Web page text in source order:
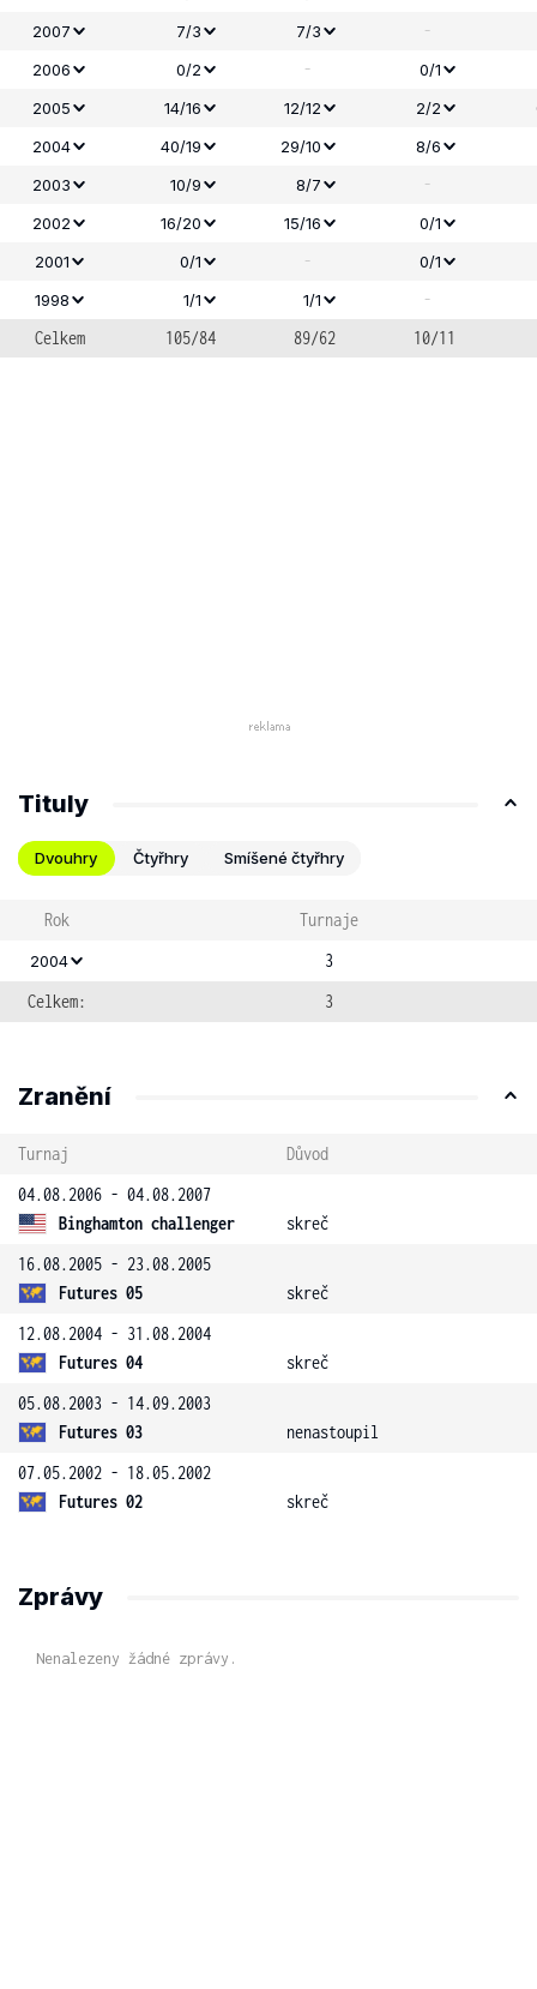
2007 7/3 7/3 -
2006 0/2 -
0/1
2005
14/16 12/12 2/2
2004
40/19 29/10 8/6
2003
10/9 8/7 -
2002
16/20 15/16
0/1
2001
0/1 -
0/1
1998
1/1 1/1
-
Celkem
105/84 89/62 10/11
Tituly
Dvouhry Čtyřhry Smíšené čtyřhry
Rok Turnaje
2004
3
Celkem:
3
Zranění
Turnaj
Důvod
04.08.2006 - 04.08.2007
Binghamton challenger
skreč
16.08.2005 - 23.08.2005
Futures 05
skreč
12.08.2004 - 31.08.2004
Futures 04
skreč
05.08.2003 - 14.09.2003
Futures 03
nenastoupil
07.05.2002 - 18.05.2002
Futures 02
skreč
Zprávy
Nenalezeny žádné zprávy.